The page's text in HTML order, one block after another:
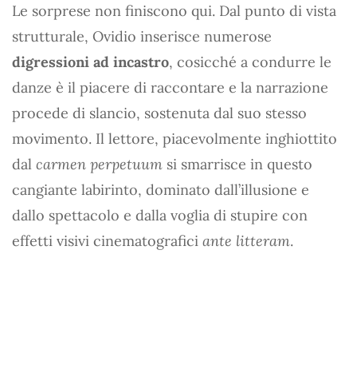
Le sorprese non finiscono qui. Dal punto di vista
strutturale, Ovidio inserisce numerose
digressioni ad incastro, cosicché a condurre le
danze è il piacere di raccontare e la narrazione
procede di slancio, sostenuta dal suo stesso
movimento. Il lettore, piacevolmente inghiottito
dal carmen perpetuum si smarrisce in questo
cangiante labirinto, dominato dall’illusione e
dallo spettacolo e dalla voglia di stupire con
effetti visivi cinematografici ante litteram.